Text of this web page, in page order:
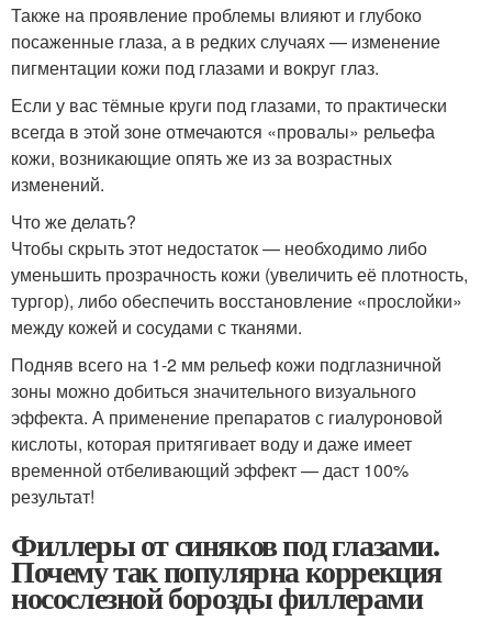
Также на проявление проблемы влияют и глубоко
посаженные глаза, а в редких случаях — изменение
пигментации кожи под глазами и вокруг глаз.
Если у вас тёмные круги под глазами, то практически
всегда в этой зоне отмечаются «провалы» рельефа
кожи, возникающие опять же из за возрастных
изменений.
Что же делать?
Чтобы скрыть этот недостаток — необходимо либо
уменьшить прозрачность кожи (увеличить её плотность,
тургор), либо обеспечить восстановление «прослойки»
между кожей и сосудами с тканями.
Подняв всего на 1-2 мм рельеф кожи подглазничной
зоны можно добиться значительного визуального
эффекта. А применение препаратов с гиалуроновой
кислоты, которая притягивает воду и даже имеет
временной отбеливающий эффект — даст 100%
результат!
Филлеры от синяков под глазами.
Почему так популярна коррекция
носослезной борозды филлерами